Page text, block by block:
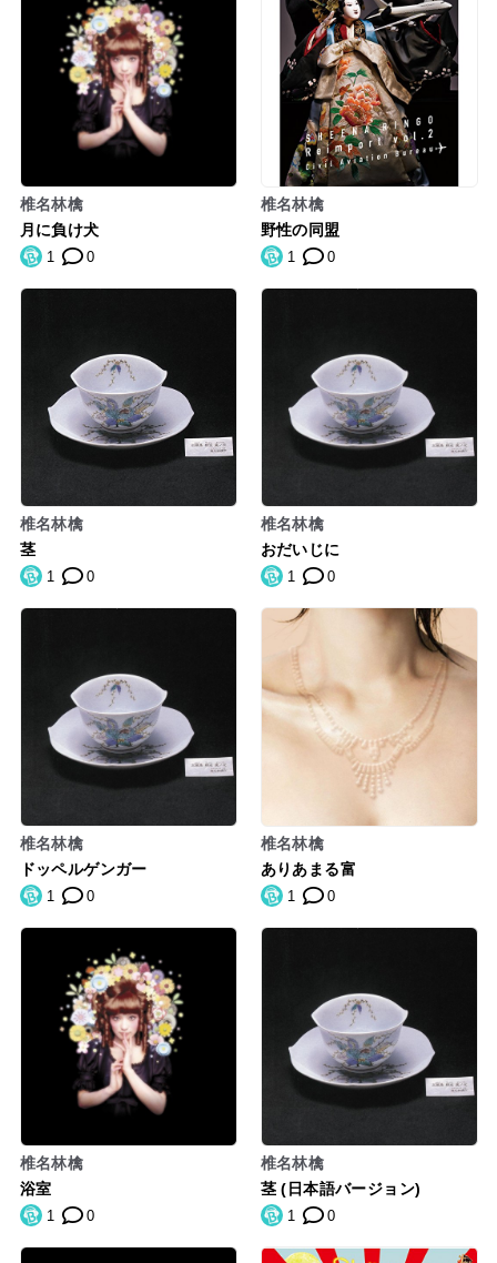
椎名林檎
月に負け犬
1 0
椎名林檎
野性の同盟
1 0
椎名林檎
茎
1 0
椎名林檎
おだいじに
1 0
椎名林檎
ドッペルゲンガー
1 0
椎名林檎
ありあまる富
1 0
椎名林檎
浴室
1 0
椎名林檎
茎 (日本語バージョン)
1 0